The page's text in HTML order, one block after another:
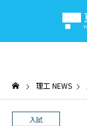
理工 NEWS
入試